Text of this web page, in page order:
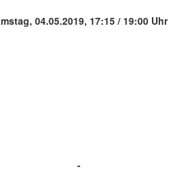
04.05.2019, 17:15 / 19:00 Uhr
-